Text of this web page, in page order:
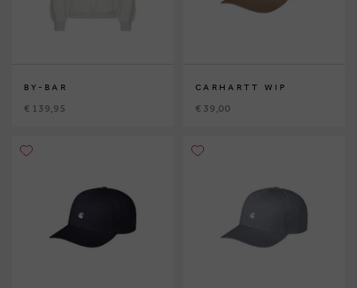
BY-BAR
€ 139,95
CARHARTT WIP
€ 39,00